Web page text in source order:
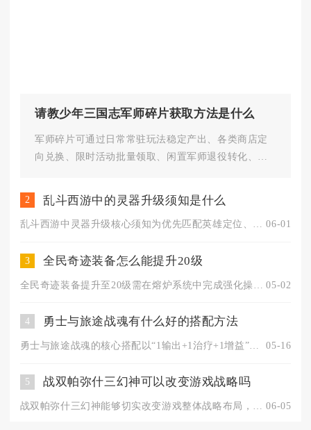
请教少年三国志军师碎片获取方法是什么
军师碎片可通过日常常驻玩法稳定产出、各类商店定
向兑换、限时活动批量领取、闲置军师退役转化、联
2 乱斗西游中的灵器升级须知是什么
乱斗西游中灵器升级核心须知为优先匹配英雄定位、把控材料消耗节... 06-01
3 全民奇迹装备怎么能提升20级
05-02
4 勇士与旅途战魂有什么好的搭配方法
05-16
5 战双帕弥什三幻神可以改变游戏战略吗
06-05